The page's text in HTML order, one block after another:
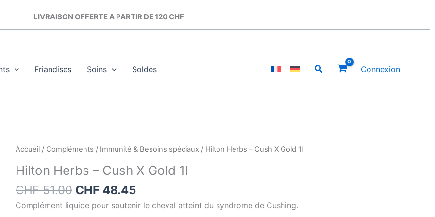
LIVRAISON OFFERTE A PARTIR DE 120 CHF
Friandises Soins Soldes RechercherConnexion
Accueil / Compléments / Immunité & Besoins spéciaux / Hilton Herbs – Cush X Gold 1l
Hilton Herbs – Cush X Gold 1l
CHF51.00
Le
initial
était :
CHF 51.00.
CHF 48.45
Le
actuel
CHF 48.45.
Complément liquide pour soutenir le cheval atteint du syndrome de Cushing.
quantité
Hilton
Herbs